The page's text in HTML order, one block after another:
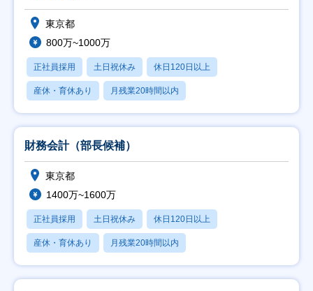
東京都
800万~1000万
正社員採用 土日祝休み 休日120日以上
産休・育休あり 月残業20時間以内
財務会計（部長候補）
東京都
1400万~1600万
正社員採用 土日祝休み 休日120日以上
産休・育休あり 月残業20時間以内